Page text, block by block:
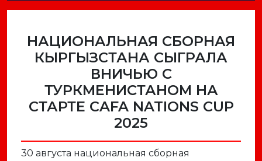
НАЦИОНАЛЬНАЯ СБОРНАЯ
КЫРГЫЗСТАНА СЫГРАЛА
ВНИЧЬЮ С
ТУРКМЕНИСТАНОМ НА
СТАРТЕ CAFA NATIONS CUP
2025
30 августа национальная сборная